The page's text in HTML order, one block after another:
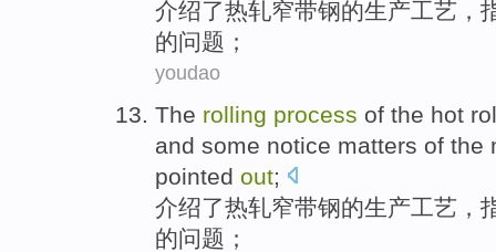
介绍了热轧窄带钢的生产工艺 ，
的问题 ；
youdao
The rolling process of the hot
and some notice matters of the
pointed out;
介绍了热轧窄带钢的生产工艺 ，
的问题 ；